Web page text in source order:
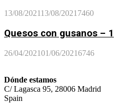
13/08/202113/08/20217460
Quesos con gusanos – 1
26/04/202101/06/20216746
Dónde estamos
C/ Lagasca 95, 28006 Madrid
Spain